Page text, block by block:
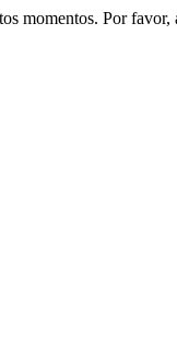
momentos. Por